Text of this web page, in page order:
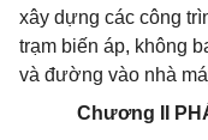
xây dựng các công
trạm biến áp, không
và đường vào nhà
Chương II